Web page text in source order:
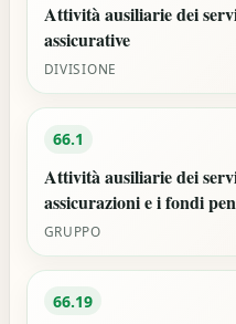
Attività ausiliarie dei
assicurative
DIVISIONE
66.1
Attività ausiliarie dei
assicurazioni e i fondi
GRUPPO
66.19